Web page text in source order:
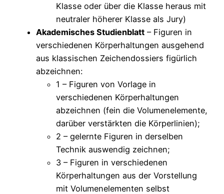
Klasse oder über die Klasse heraus mit
neutraler höherer Klasse als Jury)
Akademisches Studienblatt – Figuren in
verschiedenen Körperhaltungen ausgehend
aus klassischen Zeichendossiers figürlich
abzeichnen:
1 – Figuren von Vorlage in
verschiedenen Körperhaltungen
abzeichnen (fein die Volumenelemente,
darüber verstärkten die Körperlinien);
2 – gelernte Figuren in derselben
Technik auswendig zeichnen;
3 – Figuren in verschiedenen
Körperhaltungen aus der Vorstellung
mit Volumenelementen selbst